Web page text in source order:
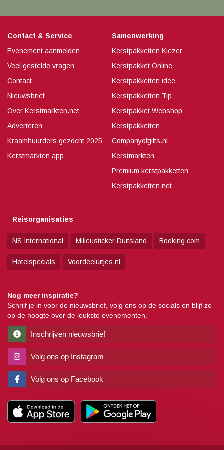
Contact & Service
Evenement aanmelden
Veel gestelde vragen
Contact
Nieuwsbrief
Over Kerstmarkten.net
Adverteren
Kraamhuurders gezocht 2025
Kerstmarkten app
Samenwerking
Kerstpakketten Kiezer
Kerstpakket Online
Kerstpakketten idee
Kerstpakketten Tip
Kerstpakket Webshop
Kerstpakketten
Companyofgifts.nl
Kerstmarkten
Premium kerstpakketten
Kerstpakketten.net
Reisorganisaties
NS International Milieusticker Duitsland Booking.com
Hotelspecials Voordeeluitjes.nl
Nog meer inspiratie?
Schrijf je in voor de nieuwsbrief, volg ons op de socials en blijf zo
op de hoogte over de leukste evenementen.
Inschrijven nieuwsbrief
Volg ons op Instagram
Volg ons op Facebook